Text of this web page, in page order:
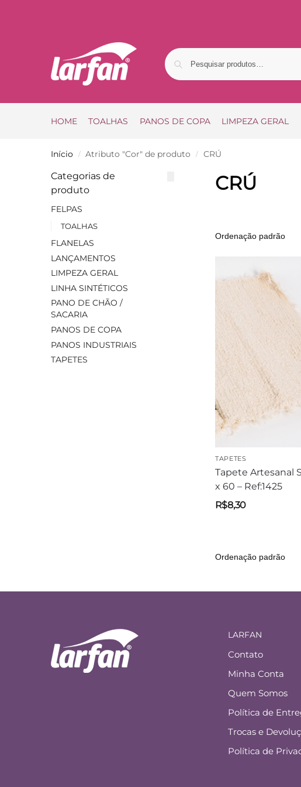
HOME TOALHAS PANOS DE COPA LIMPEZA GERAL
Início / Atributo "Cor" de produto / CRÚ
CRÚ
TAPETES
Tapete Artesanal
x 60 – Ref:1425
R$8,30
Categorias de
produto
FELPAS
TOALHAS
FLANELAS
LANÇAMENTOS
LIMPEZA GERAL
LINHA SINTÉTICOS
PANO DE CHÃO /
SACARIA
PANOS DE COPA
PANOS INDUSTRIAIS
TAPETES
LARFAN
Contato
Minha Conta
Quem Somos
Política de
Trocas e
Política de